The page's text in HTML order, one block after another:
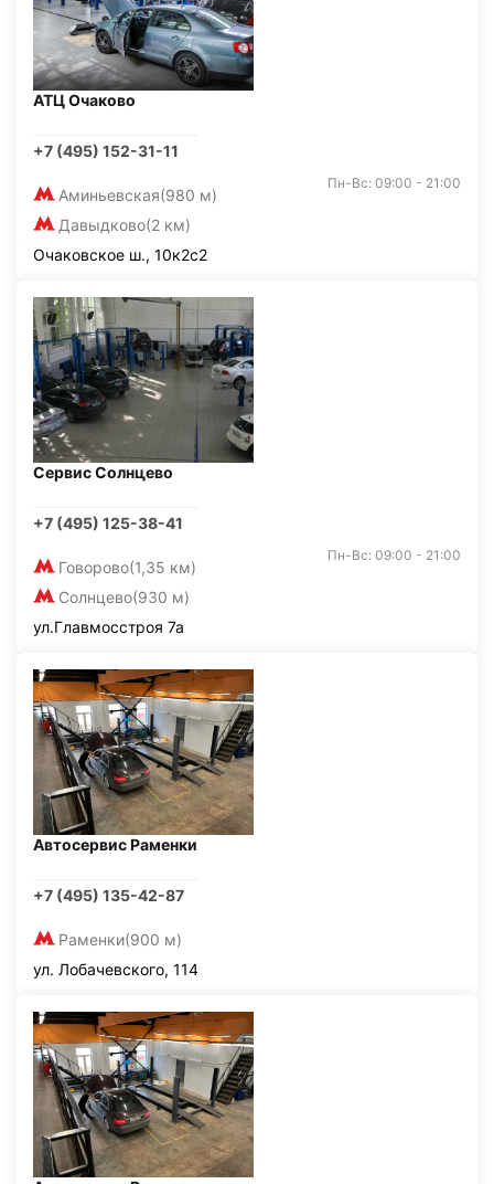
АТЦ Очаково
+7 (495) 152-31-11
Аминьевская(980 м)
Давыдково(2 км)
Пн-Вс: 09:00 - 21:00
Очаковское ш., 10к2с2
Сервис Солнцево
+7 (495) 125-38-41
Говорово(1,35 км)
Солнцево(930 м)
Пн-Вс: 09:00 - 21:00
ул.Главмосстроя 7а
Автосервис Раменки
+7 (495) 135-42-87
Раменки(900 м)
ул. Лобачевского, 114